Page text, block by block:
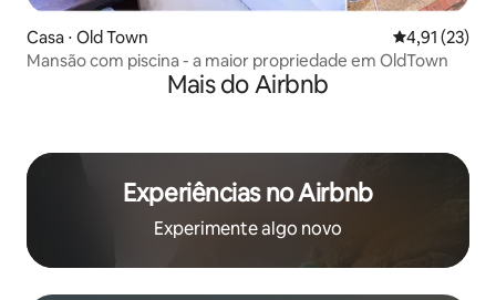
Casa ⋅ Old Town 4,91 de uma
4,91 (23)
Mansão com piscina - a maior propriedade em OldTown
Mais do Airbnb
Experiências no Airbnb
Experimente algo novo